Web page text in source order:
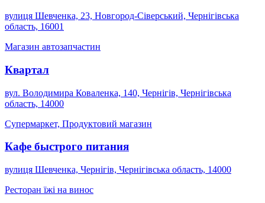
вулиця Шевченка, 23, Новгород-Сіверський, Чернігівська
область, 16001
Магазин автозапчастин
Квартал
вул. Володимира Коваленка, 140, Чернігів, Чернігівська
область, 14000
Супермаркет, Продуктовий магазин
Кафе быстрого питания
вулиця Шевченка, Чернігів, Чернігівська область, 14000
Ресторан їжі на винос